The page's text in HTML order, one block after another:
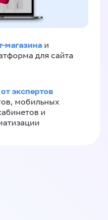
магазина и
для сайта
экспертов
мобильных
и